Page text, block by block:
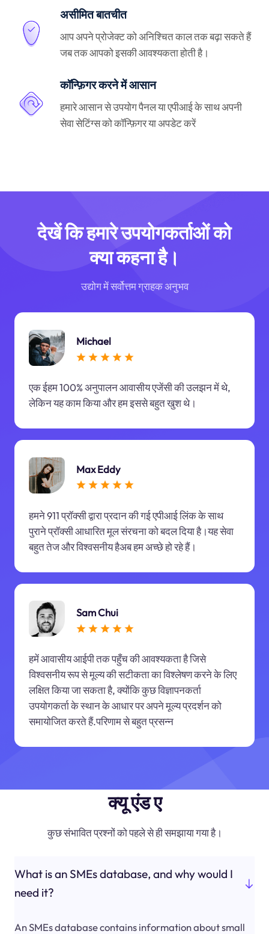
असीमित बातचीत
आप अपने प्रोजेक्ट को अनिश्चित काल तक बढ़ा सकते हैं
जब तक आपको इसकी आवश्यकता होती है।
कॉन्फ़िगर करने में आसान
हमारे आसान से उपयोग पैनल या एपीआई के साथ अपनी
सेवा सेटिंग्स को कॉन्फ़िगर या अपडेट करें
देखें कि हमारे उपयोगकर्ताओं को
क्या कहना है।
उद्योग में सर्वोत्तम ग्राहक अनुभव
Michael
एक ईहम 100% अनुपालन आवासीय एजेंसी की उलझन में थे,
लेकिन यह काम किया और हम इससे बहुत खुश थे।
Max Eddy
हमने 911 प्रॉक्सी द्वारा प्रदान की गई एपीआई लिंक के साथ
पुराने प्रॉक्सी आधारित मूल संरचना को बदल दिया है।यह सेवा
बहुत तेज और विश्वसनीय हैअब हम अच्छे हो रहे हैं।
Sam Chui
हमें आवासीय आईपी तक पहुँच की आवश्यकता है जिसे
विश्वसनीय रूप से मूल्य की सटीकता का विश्लेषण करने के लिए
लक्षित किया जा सकता है, क्योंकि कुछ विज्ञापनकर्ता
उपयोगकर्ता के स्थान के आधार पर अपने मूल्य प्रदर्शन को
समायोजित करते हैं.परिणाम से बहुत प्रसन्न
क्यू एंड ए
कुछ संभावित प्रश्नों को पहले से ही समझाया गया है।
What is an SMEs database, and why would I
need it?
An SMEs database contains information about small